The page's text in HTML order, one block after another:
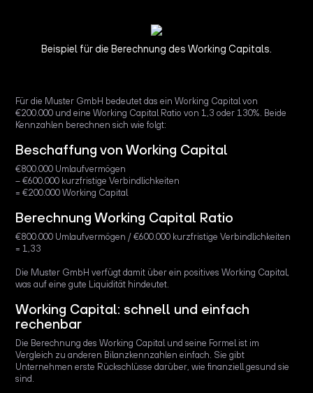
Beispiel für die Berechnung des Working Capitals.
Für die Muster GmbH bedeutet das ein Working Capital von
€200.000 und eine Working Capital Ratio von 1,3 oder 130%. Beide
Kennzahlen berechnen sich wie folgt:
Beschaffung von Working Capital
€800.000 Umlaufvermögen
– €600.000 kurzfristige Verbindlichkeiten
= €200.000 Working Capital
Berechnung Working Capital Ratio
€800.000 Umlaufvermögen / €600.000 kurzfristige Verbindlichkeiten
= 1,33
Die Muster GmbH verfügt damit über ein positives Working Capital,
was auf eine gute Liquidität hindeutet.
Working Capital: schnell und einfach
rechenbar
Die Berechnung des Working Capital und seine Formel ist im
Vergleich zu anderen Bilanzkennzahlen einfach. Sie gibt
Unternehmen erste Rückschlüsse darüber, wie finanziell gesund sie
sind.